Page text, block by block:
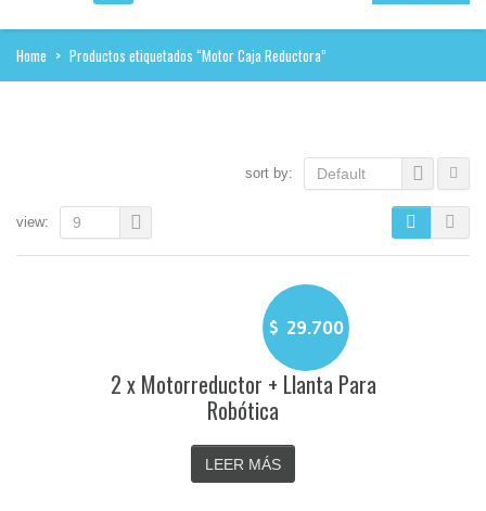
Home > Productos etiquetados “Motor Caja Reductora”
sort by: Default
view: 9
$ 29.700
2 x Motorreductor + Llanta Para
Robótica
LEER MÁS